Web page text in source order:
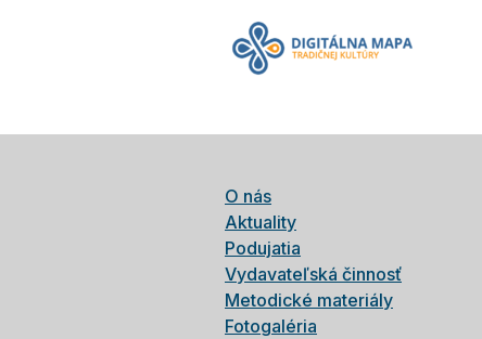
O nás
Aktuality
Podujatia
Vydavateľská činnosť
Metodické materiály
Fotogaléria